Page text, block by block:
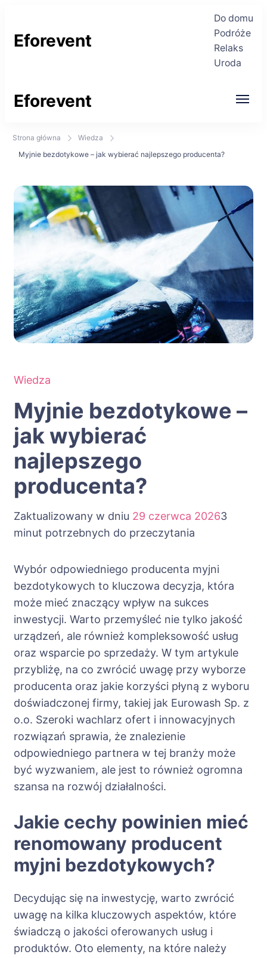
Eforevent
Do domu
Podróże
Relaks
Uroda
Eforevent
Najświeższe informacje
Strona główna
Wiedza
Myjnie bezdotykowe – jak wybierać najlepszego producenta?
Wiedza
Myjnie bezdotykowe –
jak wybierać
najlepszego
producenta?
Zaktualizowany w dniu 29 czerwca 20263
minut potrzebnych do przeczytania
Wybór odpowiedniego producenta myjni
bezdotykowych to kluczowa decyzja, która
może mieć znaczący wpływ na sukces
inwestycji. Warto przemyśleć nie tylko jakość
urządzeń, ale również kompleksowość usług
oraz wsparcie po sprzedaży. W tym artykule
przybliżę, na co zwrócić uwagę przy wyborze
producenta oraz jakie korzyści płyną z wyboru
doświadczonej firmy, takiej jak Eurowash Sp. z
o.o. Szeroki wachlarz ofert i innowacyjnych
rozwiązań sprawia, że znalezienie
odpowiedniego partnera w tej branży może
być wyzwaniem, ale jest to również ogromna
szansa na rozwój działalności.
Jakie cechy powinien mieć
renomowany producent
myjni bezdotykowych?
Decydując się na inwestycję, warto zwrócić
uwagę na kilka kluczowych aspektów, które
świadczą o jakości oferowanych usług i
produktów. Oto elementy, na które należy